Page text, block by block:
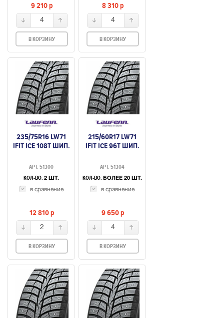
9 210p
4
В КОРЗИНУ
8 310p
4
В КОРЗИНУ
235/75R16 LW71
IFIT ICE 108T ШИП.
АРТ. 51300
КОЛ-ВО: 2 ШТ.
в сравнение
12 810p
2
В КОРЗИНУ
215/60R17 LW71
IFIT ICE 96T ШИП.
АРТ. 51304
КОЛ-ВО: БОЛЕЕ 20 ШТ.
в сравнение
9 650p
4
В КОРЗИНУ